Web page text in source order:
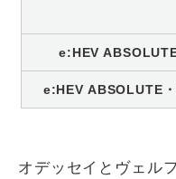
e:HEV
e:HEV ABSOLUTE
オデッセイとヴェル